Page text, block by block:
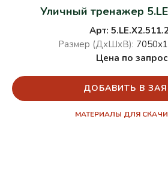
Уличный тренажер
Арт:
Размер (ДхШхВ):
Цена по
ДОБАВИТЬ В
МАТЕРИАЛЫ ДЛЯ